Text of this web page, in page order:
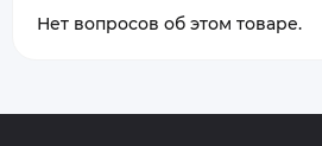
Нет вопросов об этом товаре.